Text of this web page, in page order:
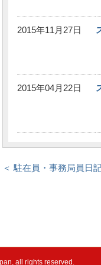
2015年11月27日
2015年04月22日
＜ 駐在員・事務局員日
all rights reserved.